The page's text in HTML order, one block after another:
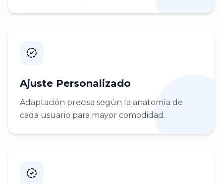
Ajuste Personalizado
Adaptación precisa según la anatomía de
cada usuario para mayor comodidad.